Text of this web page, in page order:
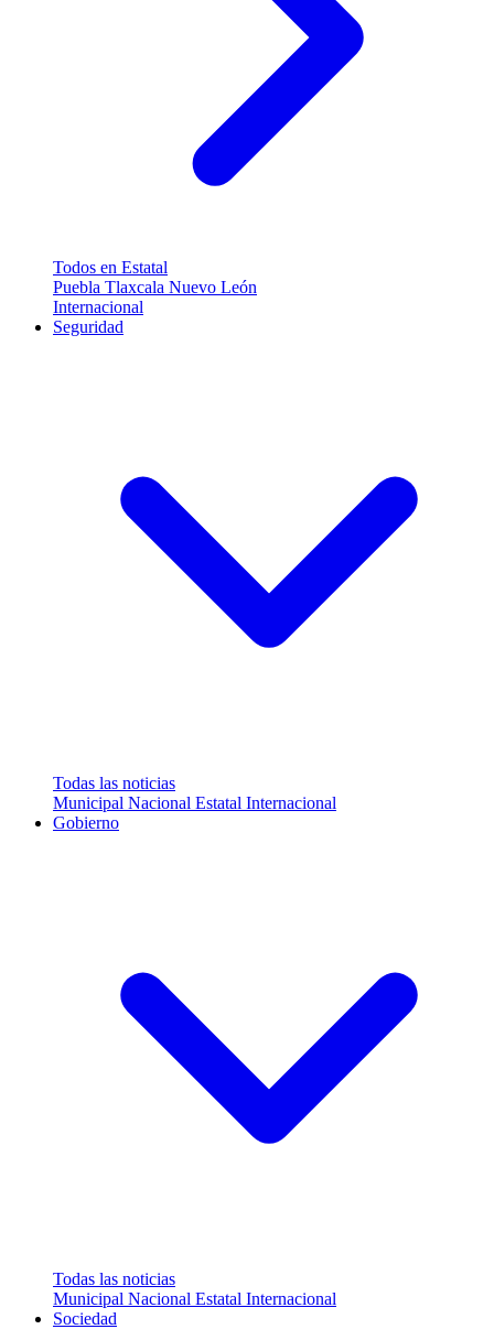
Todos en Estatal
Puebla Tlaxcala Nuevo León
Internacional
Seguridad
Todas las noticias
Municipal Nacional Estatal Internacional
Gobierno
Todas las noticias
Municipal Nacional Estatal Internacional
Sociedad